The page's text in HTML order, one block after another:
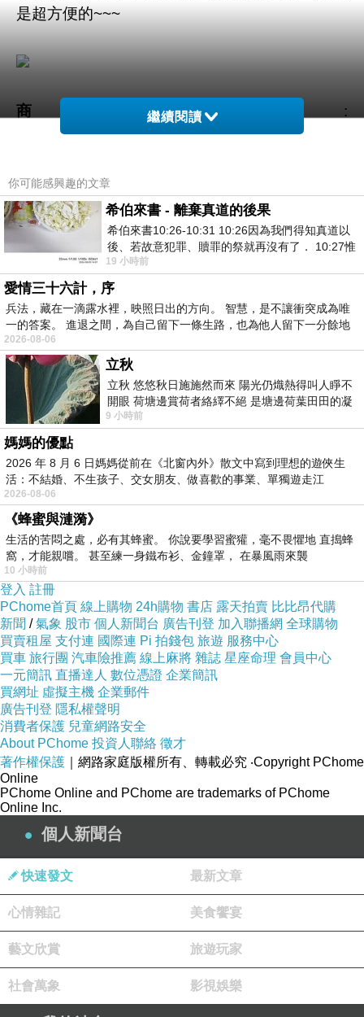
是超方便的~~~
商品網址 :
https://tw.partner.buy.yahoo.com:443/gd/buy?
1K3UwUS81Q00ra1YwT2t6MklYVDRlbVVZPQ
==&url=https://tw.buy.yahoo.com/gdsale/gdsale
.asp?gdid=5339893
商品訊息功能:
優美的蕾絲拼接鏤空交叉微露肌膚心動指數
UPUP，棉麻質料搭配單寧褲更加簡約俐落襯出
Lady的迷人魅力～
商品訊息描述
糖罐子-鏤空交叉蕾絲拼接棉麻衫
《試穿心得參考》
繼續閱讀
你可能感興趣的文章
希伯來書 - 離棄真道的後果
希伯來書10:26-10:31 10:26因為我們得知真道以
後、若故意犯罪、贖罪的祭就再沒有了． 10:27惟
有戰懼等候審判和那燒滅眾敵人的烈火
19 小時前
愛情三十六計，序
兵法，藏在一滴露水裡，映照日出的方向。 智慧，是不讓衝突成為唯
一的答案。 進退之間，為自己留下一條生路，也為他人留下一分餘地
2026-08-06
立秋
立秋 悠悠秋日施施然而來 陽光仍熾熱得叫人睜不
開眼 荷塘邊賞荷者絡繹不絕 是塘邊荷葉田田的凝
望 風中飄逸的是映日荷花別樣紅
9 小時前
媽媽的優點
2026 年 8 月 6 日媽媽從前在《北窗內外》散文中寫到理想的遊俠生
活：不結婚、不生孩子、交女朋友、做喜歡的事業、單獨遊走江
湖⋯⋯，
2026-08-06
《蜂蜜與漣漪》
生活的苦悶之處，必有其蜂蜜。 你說要學習蜜獾，毫不畏懼地 直搗蜂
窩，才能親嚐。 甚至練一身鐵布衫、金鐘罩， 在暴風雨來襲
10 小時前
登入 註冊
PChome首頁 線上購物 24h購物 書店 露天拍賣 比比昂代購
新聞 /氣象 股市 個人新聞台 廣告刊登 加入聯播網 全球購物
買賣租屋 支付連 國際連 Pi 拍錢包 旅遊 服務中心
買車 旅行團 汽車險推薦 線上麻將 雜誌 星座命理 會員中心
一元簡訊 直播達人 數位憑證 企業簡訊
買網址 虛擬主機 企業郵件
廣告刊登 隱私權聲明
消費者保護 兒童網路安全
About PChome 投資人聯絡 徵才
著作權保護 ｜網路家庭版權所有、轉載必究 ‧Copyright PChome
Online
PChome Online and PChome are trademarks of PChome
Online Inc.
個人新聞台
快速發文 最新文章
心情雜記 美食饗宴
藝文欣賞 旅遊玩家
社會萬象 影視娛樂